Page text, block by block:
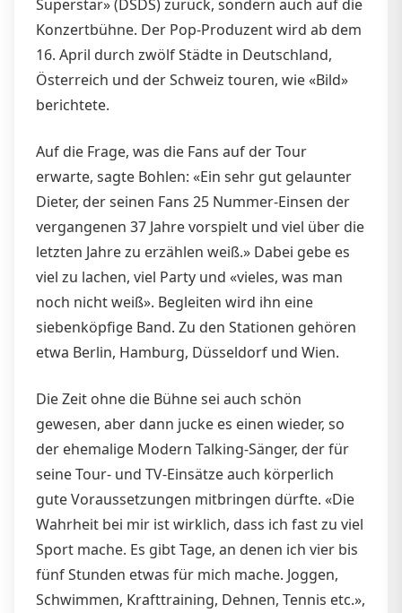
Superstar» (DSDS) zurück, sondern auch auf die
Konzertbühne. Der Pop-Produzent wird ab dem
16. April durch zwölf Städte in Deutschland,
Österreich und der Schweiz touren, wie «Bild»
berichtete.
Auf die Frage, was die Fans auf der Tour
erwarte, sagte Bohlen: «Ein sehr gut gelaunter
Dieter, der seinen Fans 25 Nummer-Einsen der
vergangenen 37 Jahre vorspielt und viel über die
letzten Jahre zu erzählen weiß.» Dabei gebe es
viel zu lachen, viel Party und «vieles, was man
noch nicht weiß». Begleiten wird ihn eine
siebenköpfige Band. Zu den Stationen gehören
etwa Berlin, Hamburg, Düsseldorf und Wien.
Die Zeit ohne die Bühne sei auch schön
gewesen, aber dann jucke es einen wieder, so
der ehemalige Modern Talking-Sänger, der für
seine Tour- und TV-Einsätze auch körperlich
gute Voraussetzungen mitbringen dürfte. «Die
Wahrheit bei mir ist wirklich, dass ich fast zu viel
Sport mache. Es gibt Tage, an denen ich vier bis
fünf Stunden etwas für mich mache. Joggen,
Schwimmen, Krafttraining, Dehnen, Tennis etc.»,